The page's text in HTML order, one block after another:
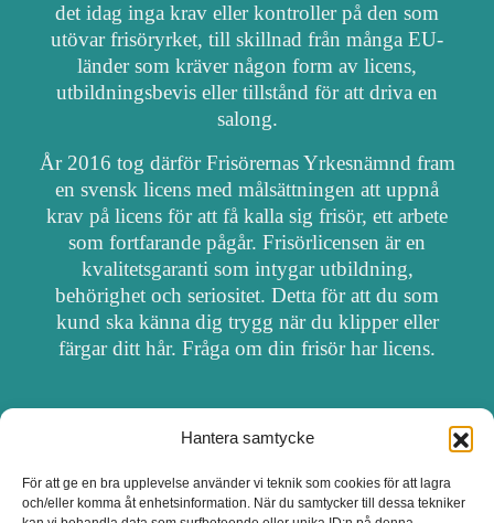
Hantera samtycke
För att ge en bra upplevelse använder vi teknik som cookies för att lagra
och/eller komma åt enhetsinformation. När du samtycker till dessa tekniker
det idag inga krav eller kontroller på den som
utövar frisöryrket, till skillnad från många EU-
länder som kräver någon form av licens,
utbildningsbevis eller tillstånd för att driva en
salong.
År 2016 tog därför Frisörernas Yrkesnämnd fram
en svensk licens med målsättningen att uppnå
krav på licens för att få kalla sig frisör, ett arbete
som fortfarande pågår. Frisörlicensen är en
kvalitetsgaranti som intygar utbildning,
behörighet och seriositet. Detta för att du som
kund ska känna dig trygg när du klipper eller
färgar ditt hår. Fråga om din frisör har licens.
OM FRISÖRSÖK
UPPDATERA SALONG